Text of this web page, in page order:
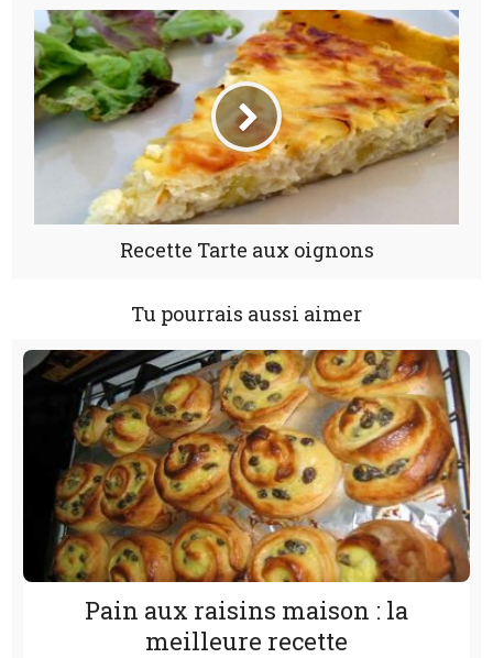
Recette Tarte aux oignons
Tu pourrais aussi aimer
Pain aux raisins maison : la
meilleure recette